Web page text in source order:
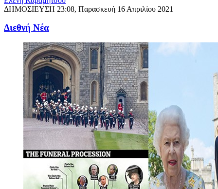
ΔΗΜΟΣΙΕΥΣΗ 23:08, Παρασκευή 16 Απριλίου 2021
Διεθνή Νέα